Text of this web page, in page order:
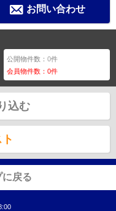
お問い合わせ
公開物件数：0件
会員物件数：0件
込む
戻る